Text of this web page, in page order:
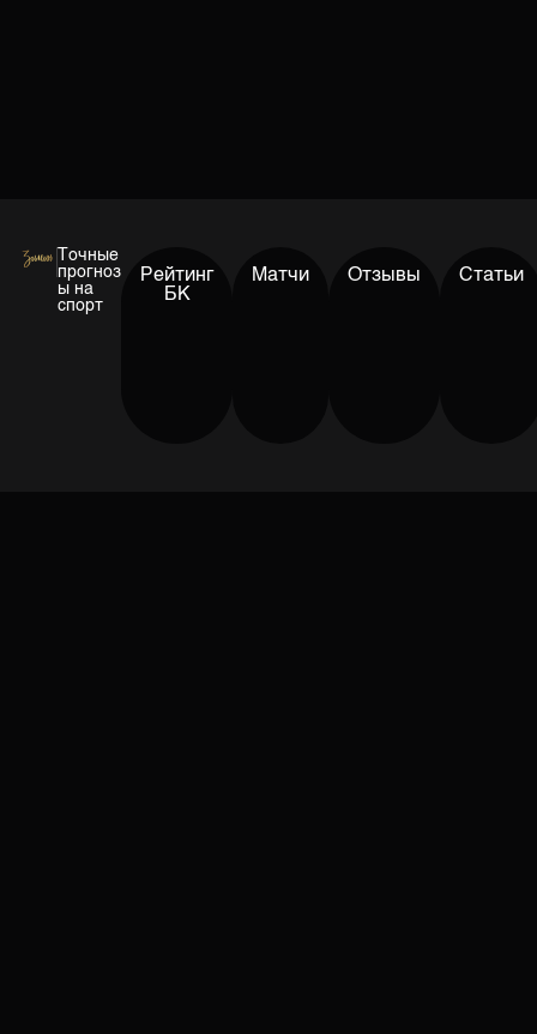
Точные
прогноз
ы на
спорт
Рейтинг
БК
Матчи Отзывы Статьи